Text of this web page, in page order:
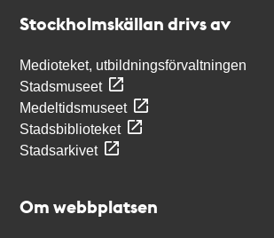
Stockholmskällan drivs av
Medioteket, utbildningsförvaltningen
Stadsmuseet
Medeltidsmuseet
Stadsbiblioteket
Stadsarkivet
Om webbplatsen